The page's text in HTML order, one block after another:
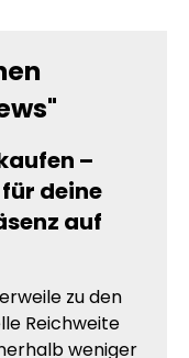
–
deine
auf
zu den
Reichweite
weniger